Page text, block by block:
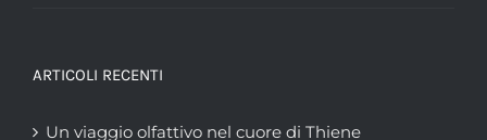
a
ARTICOLI RECENTI
Un viaggio olfattivo nel cuore di Thiene